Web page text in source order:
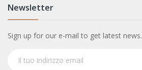
Newsletter
Sign up for our e-mail to get latest news.